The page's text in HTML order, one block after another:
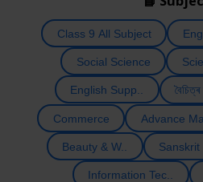
Class 9 All Subject
Social Science
English Supp..
Commerce Advance
Beauty & W.. Sanskrit
Information Tec..